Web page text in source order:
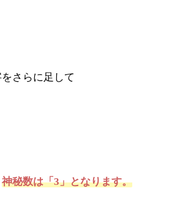
さらに足して
神秘数は「3」となります。